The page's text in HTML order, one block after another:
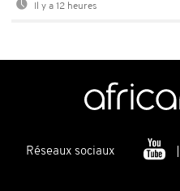
Il y a 12 heures
Réseaux sociaux